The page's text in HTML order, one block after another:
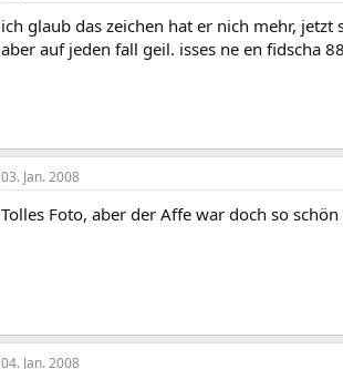
ich glaub das zeichen hat er nich mehr, jetzt
aber auf jeden fall geil. isses ne en fidscha
03. Jan. 2008
Tolles Foto, aber der Affe war doch so schön
04. Jan. 2008